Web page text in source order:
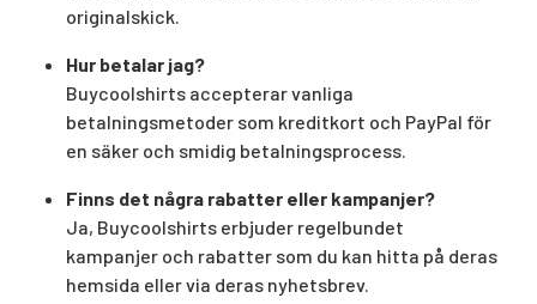
originalskick.
Hur betalar jag?
Buycoolshirts accepterar vanliga
betalningsmetoder som kreditkort och PayPal för
en säker och smidig betalningsprocess.
Finns det några rabatter eller kampanjer?
Ja, Buycoolshirts erbjuder regelbundet
kampanjer och rabatter som du kan hitta på deras
hemsida eller via deras nyhetsbrev.